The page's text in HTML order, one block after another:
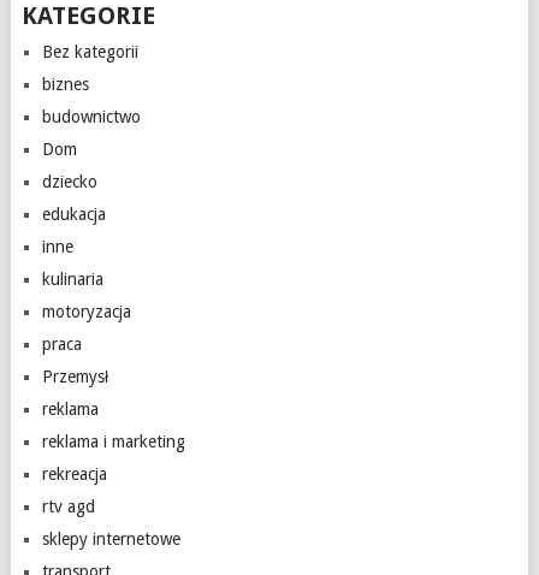
KATEGORIE
Bez kategorii
biznes
budownictwo
Dom
dziecko
edukacja
inne
kulinaria
motoryzacja
praca
Przemysł
reklama
reklama i marketing
rekreacja
rtv agd
sklepy internetowe